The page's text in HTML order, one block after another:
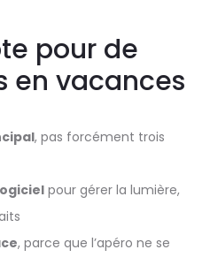
pour de
en vacances
, pas forcément trois
pour gérer la lumière,
, parce que l’apéro ne se